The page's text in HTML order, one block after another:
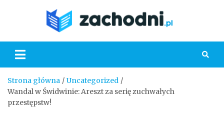
Strona główna
Uncategorized
Wandal w Świdwinie: Areszt za serię zuchwałych
przestępstw!